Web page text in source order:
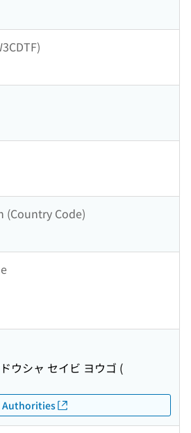
(Country Code)
ウシャ セイビ ヨウゴ (
Authorities